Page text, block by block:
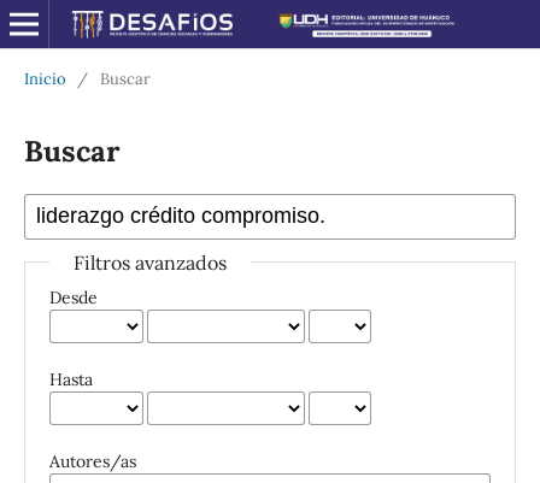
Inicio / Buscar
Buscar
Filtros avanzados
Desde
Hasta
Autores/as